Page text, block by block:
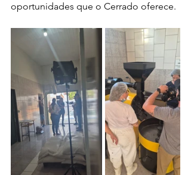
oportunidades que o Cerrado oferece.